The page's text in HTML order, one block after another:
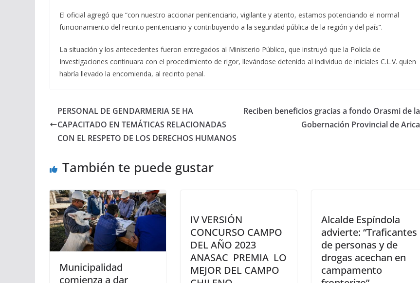
El oficial agregó que “con nuestro accionar penitenciario, vigilante y atento, estamos potenciando el normal
funcionamiento del recinto penitenciario y contribuyendo a la seguridad pública de la región y del país”.
La situación y los antecedentes fueron entregados al Ministerio Público, que instruyó que la Policía de
Investigaciones continuara con el procedimiento de rigor, llevándose detenido al individuo de iniciales C.L.V. quien
habría llevado la encomienda, al recinto penal.
PERSONAL DE GENDARMERIA SE HA
CAPACITADO EN TEMÁTICAS RELACIONADAS
CON EL RESPETO DE LOS DERECHOS HUMANOS
Reciben beneficios gracias a fondo Orasmi de la
Gobernación Provincial de Arica
También te puede gustar
Municipalidad
comienza a dar
IV VERSIÓN
CONCURSO CAMPO
DEL AÑO 2023
ANASAC PREMIA LO
MEJOR DEL CAMPO
Alcalde Espíndola
advierte: “Traficantes
de personas y de
drogas acechan en
campamento